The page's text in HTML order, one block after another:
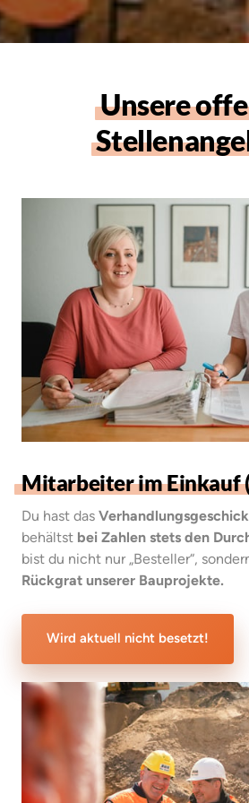
Unsere
Mitarbeiter im Einkauf
Du hast das
behältst bei Zahlen stets den
bist du nicht nur „Besteller“,
Rückgrat unserer Bauprojekte.
Wird aktuell nicht besetzt!